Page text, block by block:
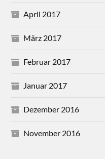
April 2017
März 2017
Februar 2017
Januar 2017
Dezember 2016
November 2016